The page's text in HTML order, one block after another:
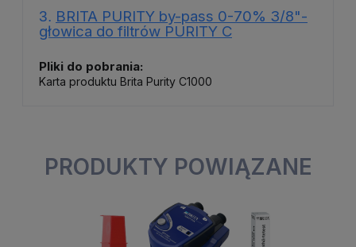
3. BRITA PURITY by-pass 0-70% 3/8"-
głowica do filtrów PURITY C
Pliki do pobrania:
Karta produktu Brita Purity C1000
PRODUKTY POWIĄZANE